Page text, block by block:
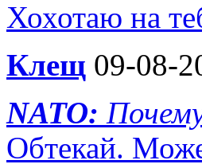
Хохотаю на
Клещ 09-08-
NATO:
Обтекай.